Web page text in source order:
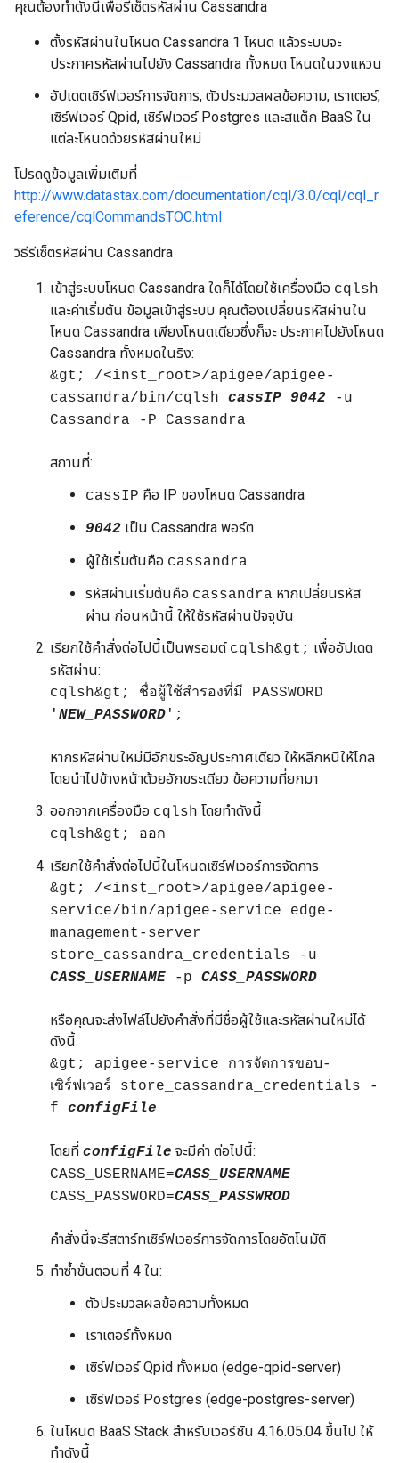
คุณต้องทำดังนี้เพื่อรีเซ็ตรหัสผ่าน Cassandra
ตั้งรหัสผ่านในโหนด Cassandra 1 โหนด แล้วระบบจะ
ประกาศรหัสผ่านไปยัง Cassandra ทั้งหมด โหนดในวงแหวน
อัปเดตเซิร์ฟเวอร์การจัดการ, ตัวประมวลผลข้อความ, เราเตอร์,
เซิร์ฟเวอร์ Qpid, เซิร์ฟเวอร์ Postgres และสแต็ก BaaS ใน
แต่ละโหนดด้วยรหัสผ่านใหม่
โปรดดูข้อมูลเพิ่มเติมที่
http://www.datastax.com/documentation/cql/3.0/cql/cql_r
eference/cqlCommandsTOC.html
วิธีรีเซ็ตรหัสผ่าน Cassandra
เข้าสู่ระบบโหนด Cassandra ใดก็ได้โดยใช้เครื่องมือ cqlsh
และค่าเริ่มต้น ข้อมูลเข้าสู่ระบบ คุณต้องเปลี่ยนรหัสผ่านใน
โหนด Cassandra เพียงโหนดเดียวซึ่งก็จะ ประกาศไปยังโหนด
Cassandra ทั้งหมดในริง:
&gt; /<inst_root>/apigee/apigee-
cassandra/bin/cqlsh cassIP 9042 -u
Cassandra -P Cassandra
สถานที่:
cassIP คือ IP ของโหนด Cassandra
9042 เป็น Cassandra พอร์ต
ผู้ใช้เริ่มต้นคือ cassandra
รหัสผ่านเริ่มต้นคือ cassandra หากเปลี่ยนรหัส
ผ่าน ก่อนหน้านี้ ให้ใช้รหัสผ่านปัจจุบัน
เรียกใช้คำสั่งต่อไปนี้เป็นพรอมต์ cqlsh&gt; เพื่ออัปเดต
รหัสผ่าน:
cqlsh&gt; ชื่อผู้ใช้สำรองที่มี PASSWORD
' NEW_PASSWORD ';
หากรหัสผ่านใหม่มีอักขระอัญประกาศเดียว ให้หลีกหนีให้ไกล
โดยนำไปข้างหน้าด้วยอักขระเดียว ข้อความที่ยกมา
ออกจากเครื่องมือ cqlsh โดยทำดังนี้
cqlsh&gt; ออก
เรียกใช้คำสั่งต่อไปนี้ในโหนดเซิร์ฟเวอร์การจัดการ
&gt; /<inst_root>/apigee/apigee-
service/bin/apigee-service edge-
management-server
store_cassandra_credentials -u
CASS_USERNAME -p CASS_PASSWORD
หรือคุณจะส่งไฟล์ไปยังคำสั่งที่มีชื่อผู้ใช้และรหัสผ่านใหม่ได้
ดังนี้
&gt; apigee-service การจัดการขอบ-
เซิร์ฟเวอร์ store_cassandra_credentials -
f configFile
โดยที่ configFile จะมีค่า ต่อไปนี้:
CASS_USERNAME=CASS_USERNAME
CASS_PASSWORD=CASS_PASSWROD
คำสั่งนี้จะรีสตาร์ทเซิร์ฟเวอร์การจัดการโดยอัตโนมัติ
ทำซ้ำขั้นตอนที่ 4 ใน:
ตัวประมวลผลข้อความทั้งหมด
เราเตอร์ทั้งหมด
เซิร์ฟเวอร์ Qpid ทั้งหมด (edge-qpid-server)
เซิร์ฟเวอร์ Postgres (edge-postgres-server)
ในโหนด BaaS Stack สำหรับเวอร์ชัน 4.16.05.04 ขึ้นไป ให้
ทำดังนี้